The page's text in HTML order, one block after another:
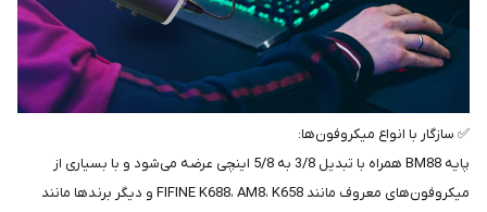
✅ سازگار با انواع میکروفون‌ها:
پایه BM88 همراه با تبدیل 3/8 به 5/8 اینچی عرضه می‌شود و با بسیاری از
میکروفون‌های معروف مانند FIFINE K688، AM8، K658 و دیگر برندها مانند